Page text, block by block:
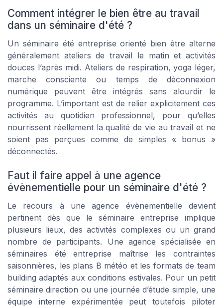
Comment intégrer le bien être au travail
dans un séminaire d'été ?
Un séminaire été entreprise orienté bien être alterne
généralement ateliers de travail le matin et activités
douces l’après midi. Ateliers de respiration, yoga léger,
marche consciente ou temps de déconnexion
numérique peuvent être intégrés sans alourdir le
programme. L’important est de relier explicitement ces
activités au quotidien professionnel, pour qu’elles
nourrissent réellement la qualité de vie au travail et ne
soient pas perçues comme de simples « bonus »
déconnectés.
Faut il faire appel à une agence
évènementielle pour un séminaire d'été ?
Le recours à une agence évènementielle devient
pertinent dès que le séminaire entreprise implique
plusieurs lieux, des activités complexes ou un grand
nombre de participants. Une agence spécialisée en
séminaires été entreprise maîtrise les contraintes
saisonnières, les plans B météo et les formats de team
building adaptés aux conditions estivales. Pour un petit
séminaire direction ou une journée d’étude simple, une
équipe interne expérimentée peut toutefois piloter